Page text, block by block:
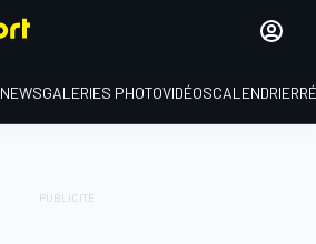
NEWSGALERIES PHOTOVIDÉOSCALENDRIER